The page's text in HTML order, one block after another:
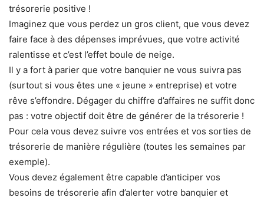
trésorerie positive !
Imaginez que vous perdez un gros client, que vous devez
faire face à des dépenses imprévues, que votre activité
ralentisse et c’est l’effet boule de neige.
Il y a fort à parier que votre banquier ne vous suivra pas
(surtout si vous êtes une « jeune » entreprise) et votre
rêve s’effondre. Dégager du chiffre d’affaires ne suffit donc
pas : votre objectif doit être de générer de la trésorerie !
Pour cela vous devez suivre vos entrées et vos sorties de
trésorerie de manière régulière (toutes les semaines par
exemple).
Vous devez également être capable d’anticiper vos
besoins de trésorerie afin d’alerter votre banquier et